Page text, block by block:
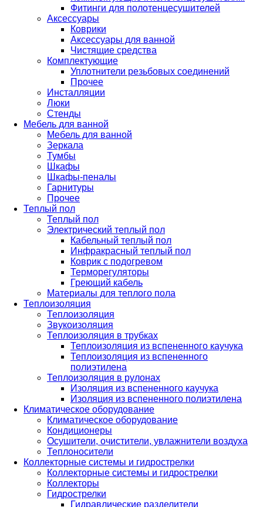
Фитинги для полотенцесушителей
Аксессуары
Коврики
Аксессуары для ванной
Чистящие средства
Комплектующие
Уплотнители резьбовых соединений
Прочее
Инсталляции
Люки
Стенды
Мебель для ванной
Мебель для ванной
Зеркала
Тумбы
Шкафы
Шкафы-пеналы
Гарнитуры
Прочее
Теплый пол
Теплый пол
Электрический теплый пол
Кабельный теплый пол
Инфракрасный теплый пол
Коврик с подогревом
Терморегуляторы
Греющий кабель
Материалы для теплого пола
Теплоизоляция
Теплоизоляция
Звукоизоляция
Теплоизоляция в трубках
Теплоизоляция из вспененного каучука
Теплоизоляция из вспененного
полиэтилена
Теплоизоляция в рулонах
Изоляция из вспененного каучука
Изоляция из вспененного полиэтилена
Климатическое оборудование
Климатическое оборудование
Кондиционеры
Осушители, очистители, увлажнители воздуха
Теплоносители
Коллекторные системы и гидрострелки
Коллекторные системы и гидрострелки
Коллекторы
Гидрострелки
Гидравлические разделители